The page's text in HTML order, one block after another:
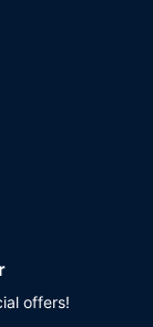
offers!